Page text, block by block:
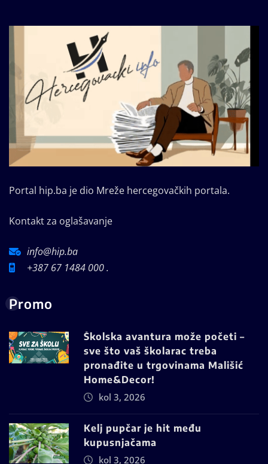
Portal hip.ba je dio Mreže hercegovačkih portala.
Kontakt za oglašavanje
info@hip.ba
+387 67 1484 000 .
Promo
Školska avantura može početi –
sve što vaš školarac treba
pronađite u trgovinama Mališić
Home&Decor!
kol 3, 2026
Kelj pupčar je hit među
kupusnjačama
kol 3, 2026